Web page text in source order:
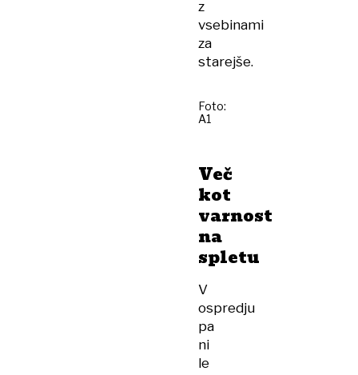
z
vsebinami
za
starejše.
Foto:
A1
Več
kot
varnost
na
spletu
V
ospredju
pa
ni
le